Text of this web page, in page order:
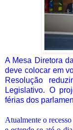
A Mesa Diretora
deve colocar em
Resolução
Legislativo. O
férias dos
Atualmente o